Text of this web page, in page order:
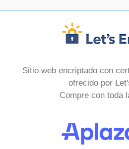
Sitio web encriptado con
ofrecido por
Compre con toda